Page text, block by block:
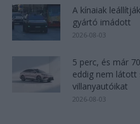
A kínaiak
gyártó imádott
2026-08-03
5 perc, és már
eddig nem látott
villanyautóikat
2026-08-03